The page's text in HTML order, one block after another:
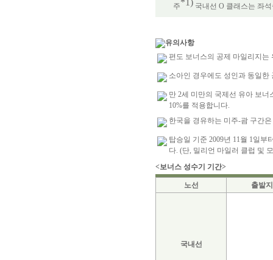
주*1) 국내선 O 클래스는 좌
유의사항
편도 보너스의 공제 마일리지는
소아인 경우에도 성인과 동일한
만 2세 미만의 국제선 유아 보
10%를 적용합니다.
한국을 경유하는 미주-괌 구간
탑승일 기준 2009년 11월 1일
다. (단, 밀리언 마일러 클럽 및
<보너스 성수기 기간>
노선 출발지
국내선